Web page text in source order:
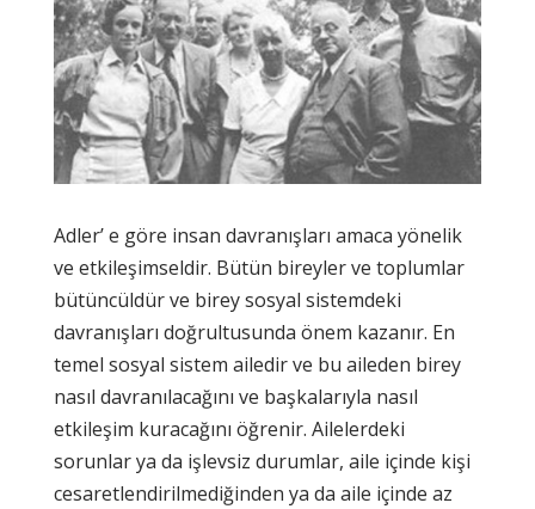
Adler’ e göre insan davranışları amaca yönelik
ve etkileşimseldir. Bütün bireyler ve toplumlar
bütüncüldür ve birey sosyal sistemdeki
davranışları doğrultusunda önem kazanır. En
temel sosyal sistem ailedir ve bu aileden birey
nasıl davranılacağını ve başkalarıyla nasıl
etkileşim kuracağını öğrenir. Ailelerdeki
sorunlar ya da işlevsiz durumlar, aile içinde kişi
cesaretlendirilmediğinden ya da aile içinde az